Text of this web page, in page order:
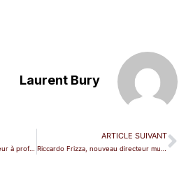
Laurent Bury
Philippe Jaroussky, de chanteur à professeur
ARTICLE SUIVANT
Riccardo Frizza, nouveau directeur musical du Donizetti Opera Festival